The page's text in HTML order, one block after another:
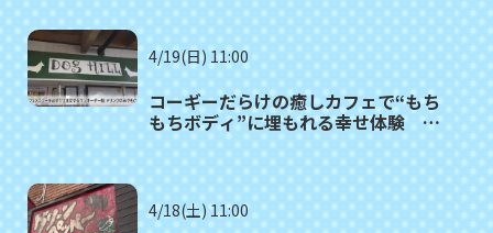
4/19(日) 11:00
コーギーだらけの癒しカフェで“もち
もちボディ”に埋もれる幸せ体験 東
4/18(土) 11:00